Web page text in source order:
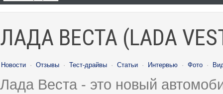
ЛАДА ВЕСТА (LADA
Новости · Отзывы · Тест-драйвы · Статьи · Интервью · Фото ·
Лада Веста - это новый